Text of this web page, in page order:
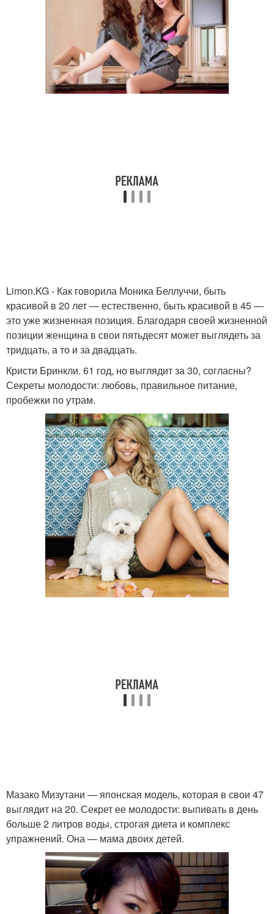
Limon.KG - Как говорила Моника Беллуччи, быть
красивой в 20 лет — естественно, быть красивой в 45 —
это уже жизненная позиция. Благодаря своей жизненной
позиции женщина в свои пятьдесят может выглядеть за
тридцать, а то и за двадцать.
Кристи Бринкли. 61 год, но выглядит за 30, согласны?
Секреты молодости: любовь, правильное питание,
пробежки по утрам.
Мазако Мизутани — японская модель, которая в свои 47
выглядит на 20. Секрет ее молодости: выпивать в день
больше 2 литров воды, строгая диета и комплекс
упражнений. Она — мама двоих детей.